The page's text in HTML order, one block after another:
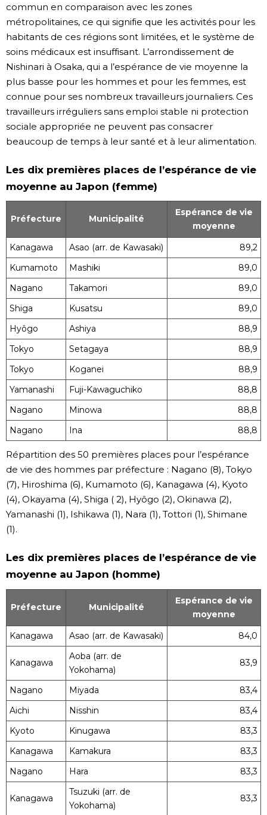
commun en comparaison avec les zones
métropolitaines, ce qui signifie que les activités pour les
habitants de ces régions sont limitées, et le système de
soins médicaux est insuffisant. L’arrondissement de
Nishinari à Osaka, qui a l’espérance de vie moyenne la
plus basse pour les hommes et pour les femmes, est
connue pour ses nombreux travailleurs journaliers. Ces
travailleurs irréguliers sans emploi stable ni protection
sociale appropriée ne peuvent pas consacrer
beaucoup de temps à leur santé et à leur alimentation.
Les dix premières places de l’espérance de vie
moyenne au Japon (femme)
Préfecture Municipalité
Espérance de vie
moyenne
Kanagawa
Asao (arr. de Kawasaki)
89,2
Kumamoto
Mashiki
89,0
Nagano
Takamori
89,0
Shiga
Kusatsu
89,0
Hyôgo
Ashiya
88,9
Tokyo
Setagaya
88,9
Tokyo
Koganei
88,9
Yamanashi
Fuji-Kawaguchiko
88,8
Nagano
Minowa
88,8
Nagano
Ina 88,8
Répartition des 50 premières places pour l’espérance
de vie des hommes par préfecture : Nagano (8), Tokyo
(7), Hiroshima (6), Kumamoto (6), Kanagawa (4), Kyoto
(4), Okayama (4), Shiga ( 2), Hyôgo (2), Okinawa (2),
Yamanashi (1), Ishikawa (1), Nara (1), Tottori (1), Shimane
(1).
Les dix premières places de l’espérance de vie
moyenne au Japon (homme)
Préfecture Municipalité
Espérance de vie
moyenne
Kanagawa
Asao (arr. de Kawasaki) 84,0
Kanagawa
Aoba (arr. de
Yokohama)
83,9
Nagano Miyada
83,4
Aichi
Nisshin
83,4
Kyoto
Kinugawa
83,3
Kanagawa
Kamakura
83,3
Nagano
Hara 83,3
Kanagawa
Tsuzuki (arr. de
Yokohama)
83,3